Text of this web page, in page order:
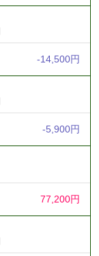
-14,500円
-5,900円
77,200円